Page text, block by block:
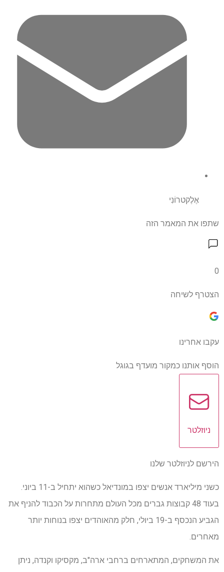
אֶלֶקטרוֹנִי
שתפו את המאמר הזה
0
הצטרף לשיחה
עקבו אחרינו
הוסף אותנו כמקור מועדף בגוגל
ניוזלטר
הירשם לניוזלטר שלנו
כשני מיליארד אנשים יצפו במונדיאל כשהוא יתחיל ב-11 ביוני.
בעוד 48 קבוצות גברים מכל העולם מתחרות על הכבוד להניף את
הגביע הנכסף ב-19 ביולי, חלק מהאוהדים יצפו בנוחות יותר
מאחרים.
את המשחקים, המתארחים ברחבי ארה"ב, מקסיקו וקנדה, ניתן